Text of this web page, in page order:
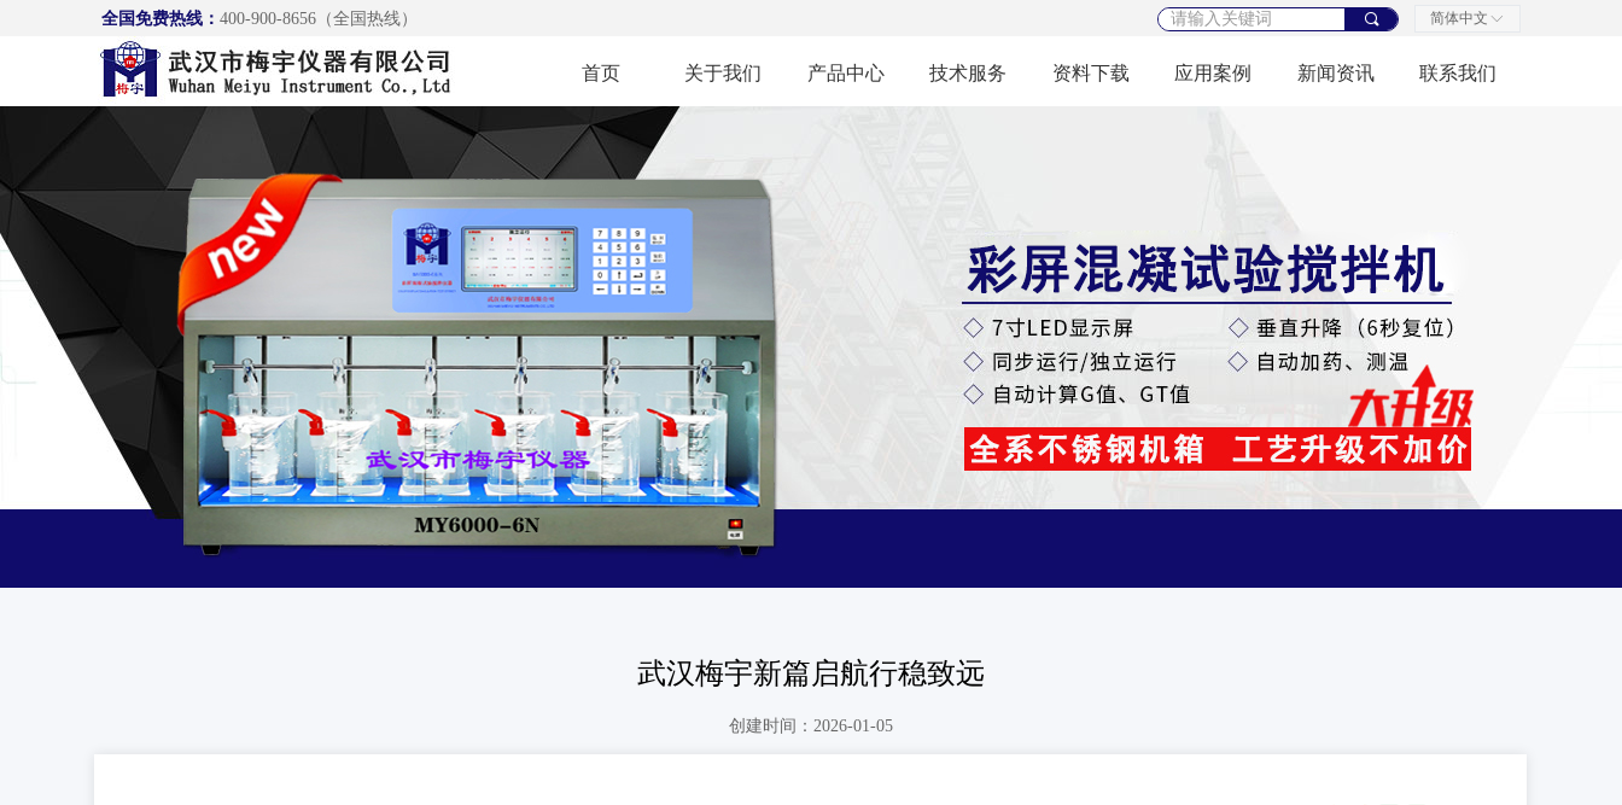
首页 关于我们 产品中心 技术服务 资料下载 应用案例 新闻资讯 联系我们
全国免费热线： 400-900-8656（全国热线） 끠 ꀅ
简体中文
武汉梅宇新篇启航行稳致远
创建时间： 2026-01-05